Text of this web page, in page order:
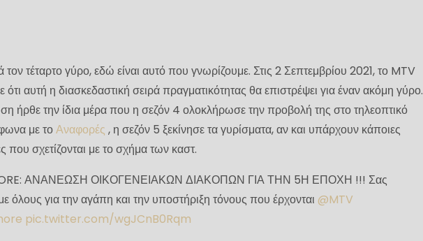
τέταρτο γύρο, εδώ είναι αυτό που γνωρίζουμε. Στις 2 Σεπτεμβρίου 2021, το MTV
ότι αυτή η διασκεδαστική σειρά πραγματικότητας θα επιστρέψει για έναν ακόμη γύρο.
ήρθε την ίδια μέρα που η σεζόν 4 ολοκλήρωσε την προβολή της στο τηλεοπτικό
με τοΑναφορές , η σεζόν 5 ξεκίνησε τα γυρίσματα, αν και υπάρχουν κάποιες
που σχετίζονται με το σχήμα των καστ.
ΑΝΑΝΕΩΣΗ ΟΙΚΟΓΕΝΕΙΑΚΩΝ ΔΙΑΚΟΠΩΝ ΓΙΑ ΤΗΝ 5Η ΕΠΟΧΗ !!! Σας
όλους για την αγάπη και την υποστήριξη τόνους που έρχονται@MTV
pic.twitter.com/wgJCnB0Rqm